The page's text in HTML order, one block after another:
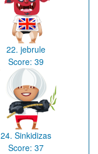
22. jebrule
Score:39
24. Sinkidizas
Score:37